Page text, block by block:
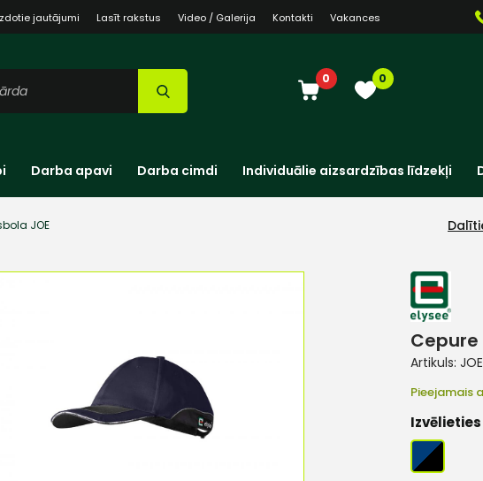
jautājumi Lasīt rakstus Video / Galerija Kontakti Vakances
0 0
Darba apavi Darba cimdi Individuālie aizsardzības līdzekļi
JOE
Cepure
Artikuls: JOE
Pieejamais